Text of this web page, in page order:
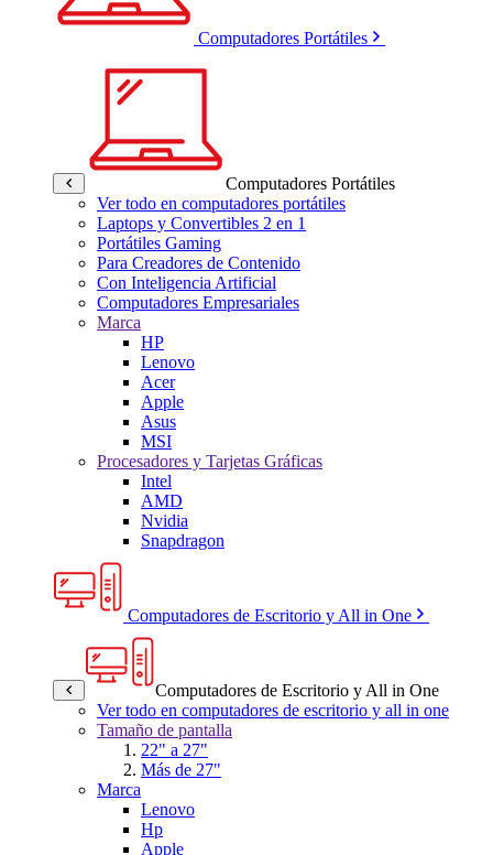
Computadores Portátiles
Computadores Portátiles
Ver todo en computadores portátiles
Laptops y Convertibles 2 en 1
Portátiles Gaming
Para Creadores de Contenido
Con Inteligencia Artificial
Computadores Empresariales
Marca
HP
Lenovo
Acer
Apple
Asus
MSI
Procesadores y Tarjetas Gráficas
Intel
AMD
Nvidia
Snapdragon
Computadores de Escritorio y All in One
Computadores de Escritorio y All in One
Ver todo en computadores de escritorio y all in one
Tamaño de pantalla
22" a 27"
Más de 27"
Marca
Lenovo
Hp
Apple